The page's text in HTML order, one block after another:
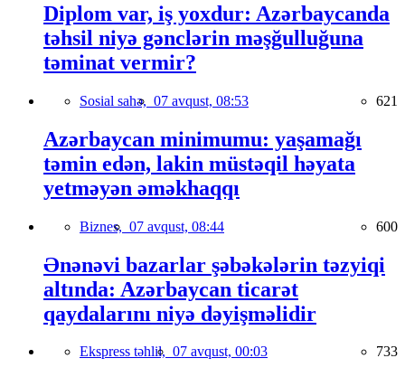
Diplom var, iş yoxdur: Azərbaycanda
təhsil niyə gənclərin məşğulluğuna
təminat vermir?
Sosial sahə, 07 avqust, 08:53 621
Azərbaycan minimumu: yaşamağı
təmin edən, lakin müstəqil həyata
yetməyən əməkhaqqı
Biznes, 07 avqust, 08:44 600
Ənənəvi bazarlar şəbəkələrin təzyiqi
altında: Azərbaycan ticarət
qaydalarını niyə dəyişməlidir
Ekspress təhlil, 07 avqust, 00:03 733